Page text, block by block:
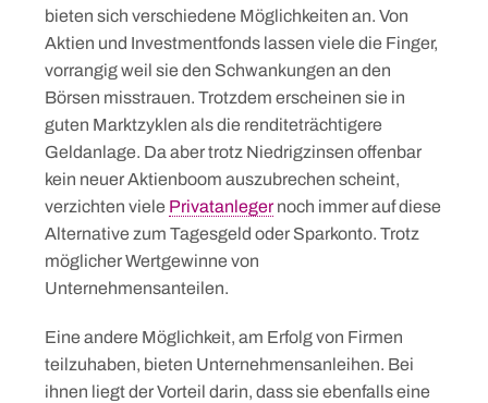
bieten sich verschiedene Möglichkeiten an. Von
Aktien und Investmentfonds lassen viele die Finger,
vorrangig weil sie den Schwankungen an den
Börsen misstrauen. Trotzdem erscheinen sie in
guten Marktzyklen als die renditeträchtigere
Geldanlage. Da aber trotz Niedrigzinsen offenbar
kein neuer Aktienboom auszubrechen scheint,
verzichten viele Privatanlegernoch immer auf diese
Alternative zum Tagesgeld oder Sparkonto. Trotz
möglicher Wertgewinne von
Unternehmensanteilen.
Eine andere Möglichkeit, am Erfolg von Firmen
teilzuhaben, bieten Unternehmensanleihen. Bei
ihnen liegt der Vorteil darin, dass sie ebenfalls eine